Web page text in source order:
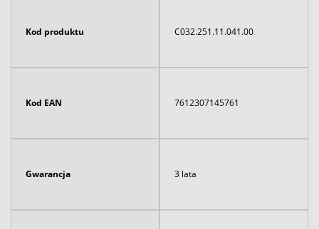
Kod produktu C032.251.11.041.00
Kod EAN 7612307145761
Gwarancja 3 lata